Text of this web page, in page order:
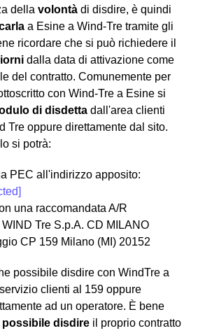
della volontà di disdire, è quindi
a Esine a Wind-Tre tramite gli
ricordare che si può richiedere il
dalla data di attivazione come
del contratto. Comunemente per
con Wind-Tre a Esine si
di disdetta dall'area clienti
Tre oppure direttamente dal sito.
si potrà:
PEC all'indirizzo apposito:
una raccomandata A/R
Tre S.p.A. CD MILANO
CP 159 Milano (MI) 20152
possibile disdire con WindTre a
clienti al 159 oppure
ad un operatore. È bene
possibile disdire il proprio contratto